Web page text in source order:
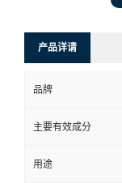
产品详请
品牌
主要有效成分
用途